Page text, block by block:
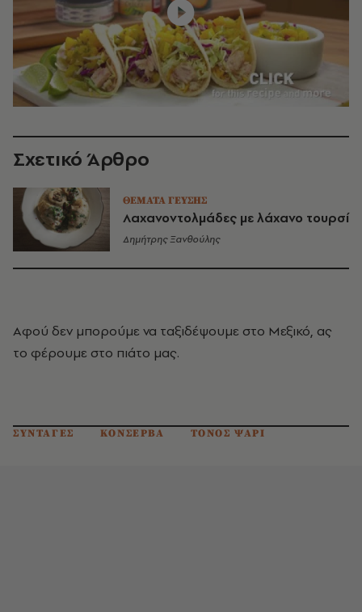
Σχετικό Άρθρο
ΘΕΜΑΤΑ ΓΕΥΣΗΣ
Λαχανοντολμάδες με λάχανο τουρσί
Δημήτρης Ξανθούλης
Αφού δεν μπορούμε να ταξιδέψουμε στο Μεξικό, ας
το φέρουμε στο πιάτο μας.
ΣΥΝΤΑΓΕΣ ΚΟΝΣΕΡΒΑ ΤΟΝΟΣ ΨΑΡΙ